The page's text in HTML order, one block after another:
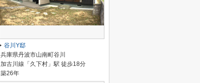
谷川Y邸
兵庫県丹波市山南町谷川
加古川線「久下村」駅 徒歩18分
築26年